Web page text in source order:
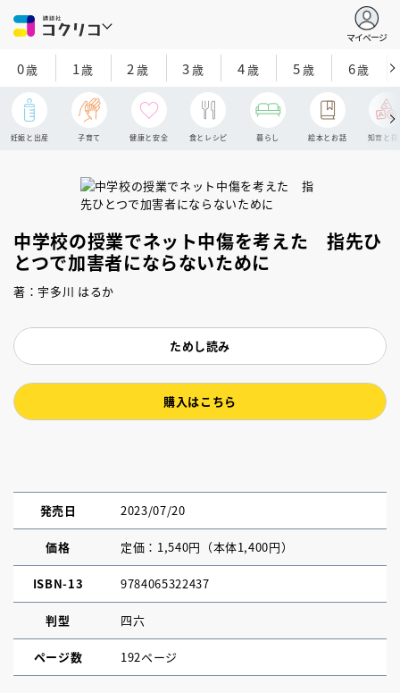
マイページ
0歳 1歳 2 歳 3歳 4歳 5歳 6歳
妊娠と出産 子育て 健康と安全 食とレシピ 暮らし 絵本とお話 知育と探
中学校の授業でネット中傷を考えた 指先ひ
とつで加害者にならないために
著：宇多川 はるか
ためし読み
購入はこちら
発売日 2023/07/20
価格 定価：1,540円（本体1,400円）
ISBN-13 9784065322437
判型 四六
ページ数 192ページ